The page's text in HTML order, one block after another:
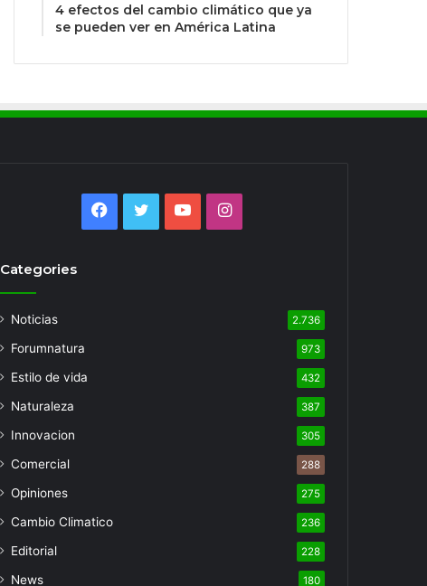
4 efectos del cambio climático que ya
se pueden ver en América Latina
Facebook
TwitterYouTubeInstagram
Categories
Noticias 2.736
Forumnatura 973
Estilo de vida 432
Naturaleza 387
Innovacion 305
Comercial 288
Opiniones 275
Cambio Climatico 236
Editorial 228
News 180